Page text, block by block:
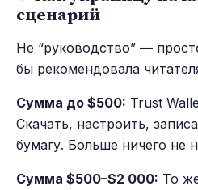
сценарий
Не “руководство” —
бы рекомендовала
Сумма до $500: Trust
Скачать, настроить,
бумагу. Больше ничего не
Сумма $500–$2 000: То